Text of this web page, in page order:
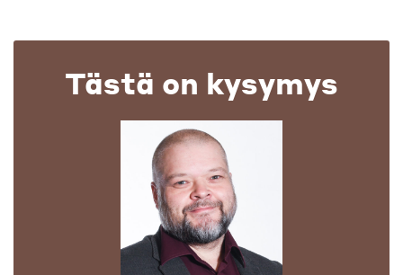
Tästä on kysymys